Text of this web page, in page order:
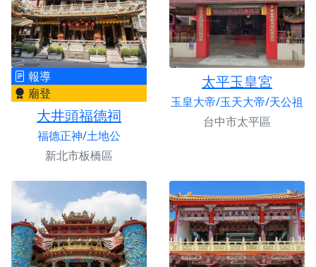
報導
廟登
大井頭福德祠
福德正神/土地公
新北市板橋區
太平玉皇宮
玉皇大帝/玉天大帝/天公祖
台中市太平區